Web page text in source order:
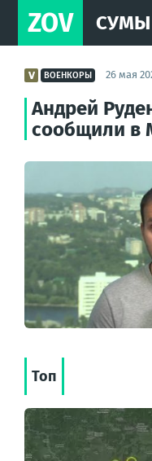
ZOV СУМЫ
ВОЕНКОРЫ 26 мая
Андрей
сообщили в
Топ